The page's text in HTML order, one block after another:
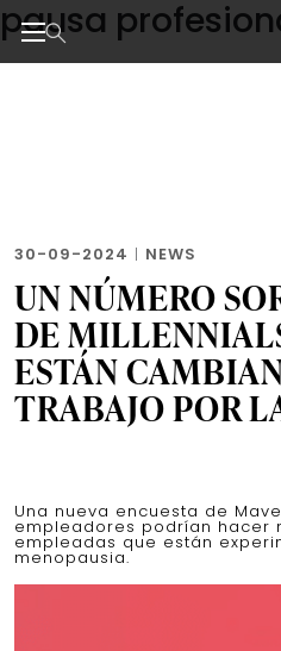
Skip
to
the
pausa
30-09-2024 | NEWS
UN NÚMERO
DE
ESTÁN
TRABAJO POR
Una nueva encuesta de
empleadores podrían hacer
empleadas que están
menopausia.